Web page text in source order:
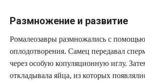
Размножение и развитие
Ромалеозавры размножались с
оплодотворения. Самец передавал
через особую копуляционную иглу.
откладывала яйца, из которых